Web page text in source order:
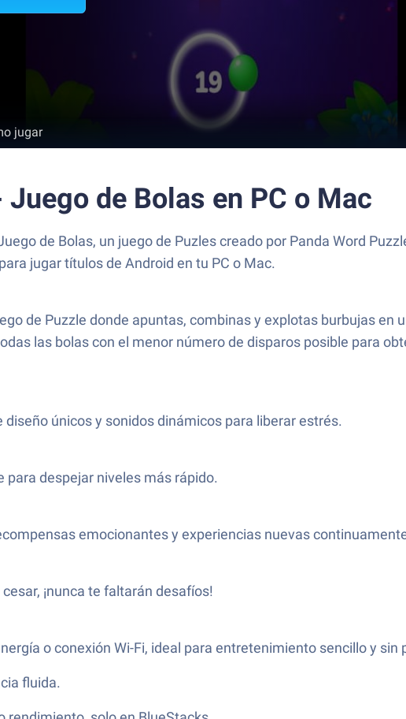
jugar
de Bolas en PC o Mac
de Bolas, un juego de Puzles creado por Panda Word
jugar títulos de Android en tu PC o Mac.
de Puzzle donde apuntas, combinas y explotas burbujas en
las bolas con el menor número de disparos posible para
únicos y sonidos dinámicos para liberar estrés.
despejar niveles más rápido.
emocionantes y experiencias nuevas
¡nunca te faltarán desafíos!
o conexión Wi-Fi, ideal para entretenimiento sencillo y sin
fluida.